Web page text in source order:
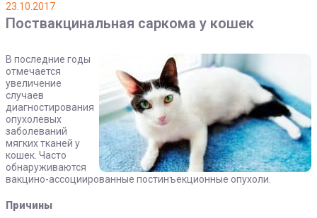
23.10.2017
Поствакцинальная саркома у кошек
В последние годы
отмечается
увеличение
случаев
диагностирования
опухолевых
заболеваний
мягких тканей у
кошек. Часто
обнаруживаются
вакцино-ассоциированные постинъекционные опухоли.
Причины